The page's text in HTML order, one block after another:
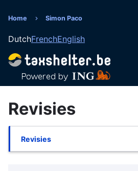
en
de
inhoud
gaan
Home Simon Paco
DutchFrenchEnglish
Revisies
Primaire
Revisies